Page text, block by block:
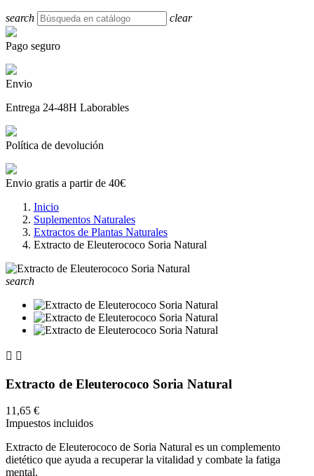
search clear
Pago seguro
Envio
Entrega 24-48H Laborables
Política de devolución
Envio gratis a partir de 40€
Inicio
Suplementos Naturales
Extractos de Plantas Naturales
Extracto de Eleuterococo Soria Natural
search
 
Extracto de Eleuterococo Soria Natural
11,65 €
Impuestos incluidos
Extracto de Eleuterococo de Soria Natural es un complemento
dietético que ayuda a recuperar la vitalidad y combate la fatiga
mental.